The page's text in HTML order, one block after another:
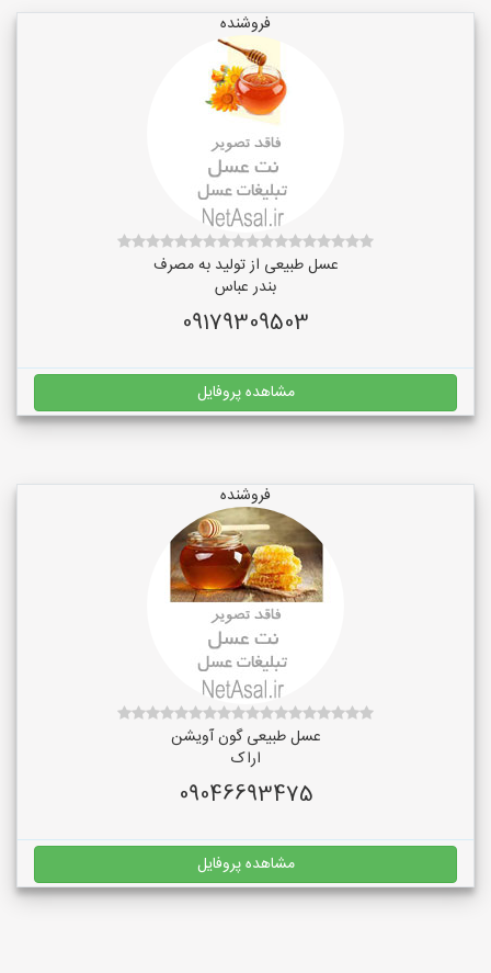
فروشنده
عسل طبیعی از تولید به مصرف
بندر عباس
09179309503
مشاهده پروفایل
فروشنده
عسل طبیعی گون آویشن
اراک
09046693475
مشاهده پروفایل